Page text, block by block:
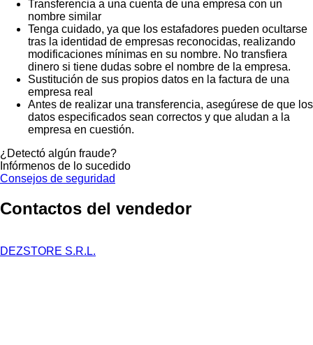
Transferencia a una cuenta de una empresa con un
nombre similar
Tenga cuidado, ya que los estafadores pueden ocultarse
tras la identidad de empresas reconocidas, realizando
modificaciones mínimas en su nombre. No transfiera
dinero si tiene dudas sobre el nombre de la empresa.
Sustitución de sus propios datos en la factura de una
empresa real
Antes de realizar una transferencia, asegúrese de que los
datos especificados sean correctos y que aludan a la
empresa en cuestión.
¿Detectó algún fraude?
Infórmenos de lo sucedido
Consejos de seguridad
Contactos del vendedor
DEZSTORE S.R.L.